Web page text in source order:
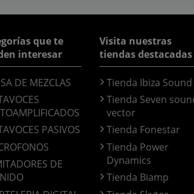
que te
interesar
DE MEZCLAS
PASIVOS
DE
Visita nuestras
tiendas destacadas
Tienda Ibiza Sound
Tienda Seven
vector
Tienda Fonestar
Tienda Power
Dynamics
Tienda Biamp